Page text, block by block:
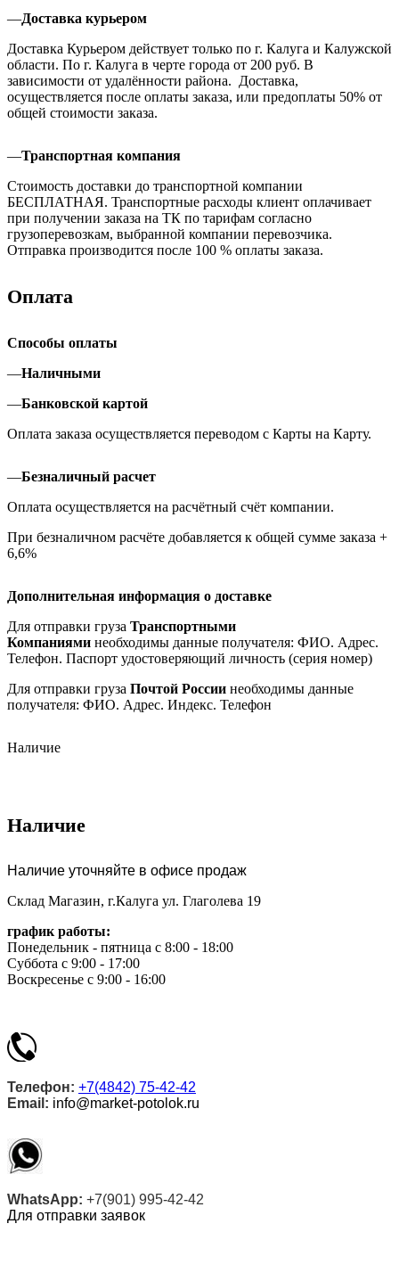
—Доставка курьером
Доставка Курьером действует только по г. Калуга и Калужской
области. По г. Калуга в черте города от 200 руб. В
зависимости от удалённости района. Доставка,
осуществляется после оплаты заказа, или предоплаты 50% от
общей стоимости заказа.
—Транспортная компания
Стоимость доставки до транспортной компании
БЕСПЛАТНАЯ. Транспортные расходы клиент оплачивает
при получении заказа на ТК по тарифам согласно
грузоперевозкам, выбранной компании перевозчика.
Отправка производится после 100 % оплаты заказа.
Оплата
Способы оплаты
—Наличными
—Банковской картой
Оплата заказа осуществляется переводом с Карты на Карту.
—Безналичный расчет
Оплата осуществляется на расчётный счёт компании.
При безналичном расчёте добавляется к общей сумме заказа +
6,6%
Дополнительная информация о доставке
Для отправки груза Транспортными
Компаниями необходимы данные получателя: ФИО. Адрес.
Телефон. Паспорт удостоверяющий личность (серия номер)
Для отправки груза Почтой России необходимы данные
получателя: ФИО. Адрес. Индекс. Телефон
Наличие
Наличие
Наличие уточняйте в офисе продаж
Склад Магазин, г.Калуга ул. Глаголева 19
график работы:
Понедельник - пятница с 8:00 - 18:00
Суббота с 9:00 - 17:00
Воскресенье с 9:00 - 16:00
Телефон: +7(4842) 75-42-42
Email: info@market-potolok.ru
WhatsApp: +7(901) 995-42-42
Для отправки заявок